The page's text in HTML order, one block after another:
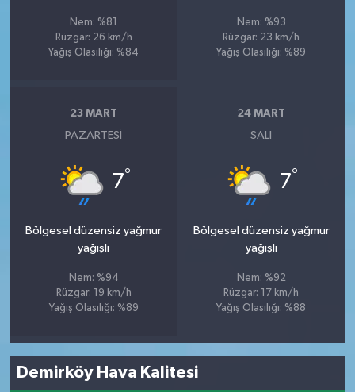
Nem: %81
Rüzgar: 26 km/h
Yağış Olasılığı: %84
Nem: %93
Rüzgar: 23 km/h
Yağış Olasılığı: %89
23 MART
PAZARTESI
7°
Bölgesel düzensiz yağmur
yağışlı
Nem: %94
Rüzgar: 19 km/h
Yağış Olasılığı: %89
24 MART
SALI
7°
Bölgesel düzensiz yağmur
yağışlı
Nem: %92
Rüzgar: 17 km/h
Yağış Olasılığı: %88
Demirköy Hava Kalitesi